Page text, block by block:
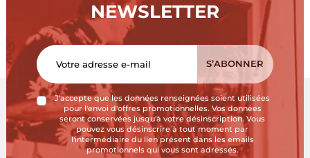
NEWSLETTER
J'accepte que les données renseignées soient utilisées
pour l'envoi d'offres promotionnelles. Vos données
seront conservées jusqu'à votre désinscription. Vous
pouvez vous désinscrire à tout moment par
l'intermédiaire du lien présent dans les emails
promotionnels qui vous sont adressés.